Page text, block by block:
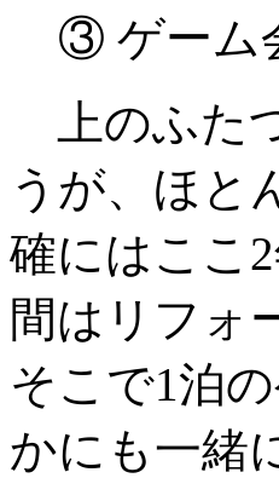
③ ゲーム
上のふた
うが、ほと
確にはここ
間はリフォ
そこで1泊
かにも一緒